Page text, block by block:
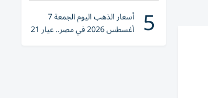
5 أسعار الذهب اليوم الجمعة 7
أغسطس 2026 في مصر.. عيار 21